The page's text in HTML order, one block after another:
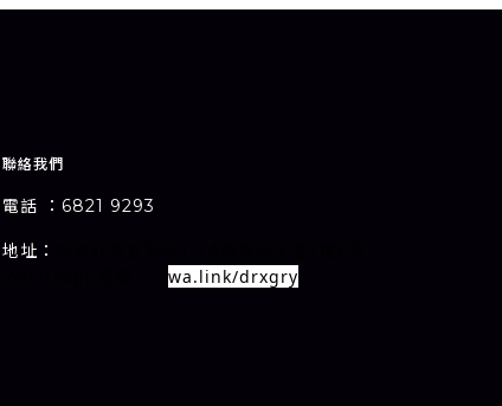
聯絡我們
電話 ：6821 9293
地址：
wa.link/drxgry